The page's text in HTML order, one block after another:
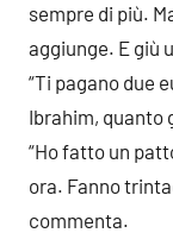
sempre di più.
aggiunge. E giù
“Ti pagano due
Ibrahim, quanto
“Ho fatto un
ora. Fanno
commenta.